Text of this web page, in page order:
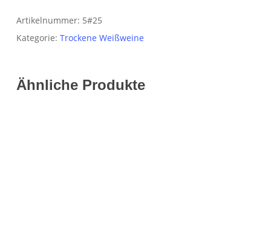
Artikelnummer: 5#25
Kategorie: Trockene Weißweine
Ähnliche Produkte